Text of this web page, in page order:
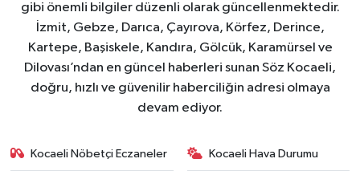
gibi önemli bilgiler düzenli olarak güncellenmektedir.
İzmit, Gebze, Darıca, Çayırova, Körfez, Derince,
Kartepe, Başiskele, Kandıra, Gölcük, Karamürsel ve
Dilovası’ndan en güncel haberleri sunan Söz Kocaeli,
doğru, hızlı ve güvenilir haberciliğin adresi olmaya
devam ediyor.
Kocaeli Nöbetçi Eczaneler Kocaeli Hava Durumu